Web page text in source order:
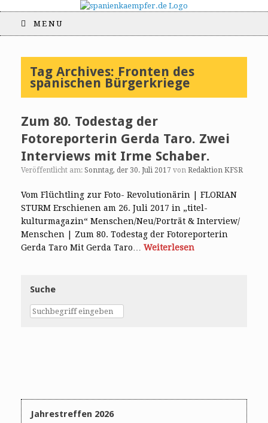
MENU
Tag Archives: Fronten des
spanischen Bürgerkriege
Zum 80. Todestag der
Fotoreporterin Gerda Taro. Zwei
Interviews mit Irme Schaber.
Veröffentlicht am: Sonntag, der 30. Juli 2017 von Redaktion KFSR
Vom Flüchtling zur Foto- Revolutionärin | FLORIAN
STURM Erschienen am 26. Juli 2017 in „titel-
kulturmagazin“ Menschen/Neu/Porträt & Interview/
Menschen | Zum 80. Todestag der Fotoreporterin
Gerda Taro Mit Gerda Taro… Weiterlesen
Suche
Jahrestreffen 2026